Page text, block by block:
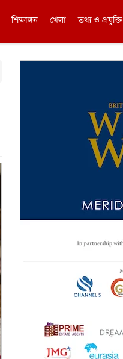
শিক্ষাঙ্গন খেলা তথ্য ও প্রযুক্তি